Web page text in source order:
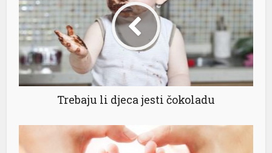
Trebaju li djeca jesti čokoladu